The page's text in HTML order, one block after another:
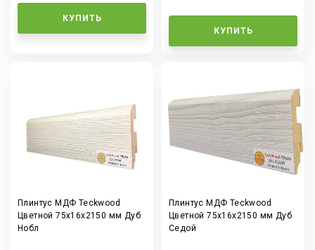
КУПИТЬ
КУПИТЬ
Плинтус МДФ Teckwood
Цветной 75x16x2150 мм Дуб
Нобл
Плинтус МДФ Teckwood
Цветной 75x16x2150 мм Дуб
Седой